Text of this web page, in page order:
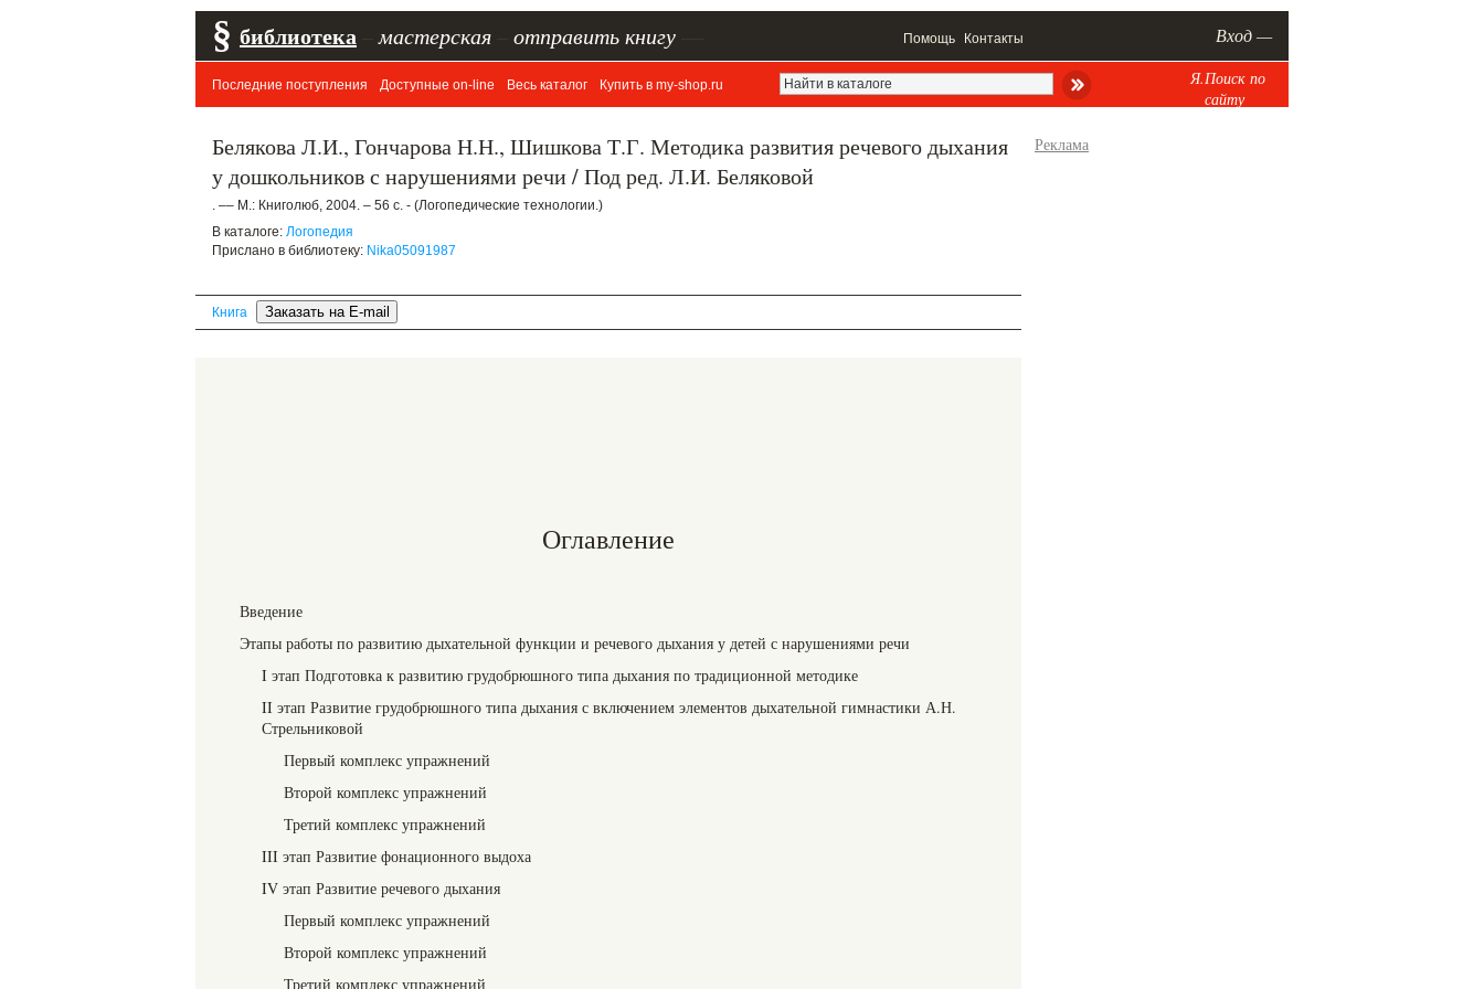
§ библиотека мастерская отправить книгу Помощь Контакты Вход —
Последние поступления Доступные on-line Весь каталог Купить в my-shop.ru
Я.Поиск по
сайту
Белякова Л.И., Гончарова Н.Н., Шишкова Т.Г. Методика развития речевого дыхания
у дошкольников с нарушениями речи / Под ред. Л.И. Беляковой
. –– М.: Книголюб, 2004. – 56 с. - (Логопедические технологии.)
В каталоге: Логопедия
Прислано в библиотеку: Nika05091987
Книга
Оглавление
Введение
Этапы работы по развитию дыхательной функции и речевого дыхания у детей с нарушениями речи
I этап Подготовка к развитию грудобрюшного типа дыхания по традиционной методике
II этап Развитие грудобрюшного типа дыхания с включением элементов дыхательной гимнастики А.Н.
Стрельниковой
Первый комплекс упражнений
Второй комплекс упражнений
Третий комплекс упражнений
III этап Развитие фонационного выдоха
IV этап Развитие речевого дыхания
Первый комплекс упражнений
Второй комплекс упражнений
Третий комплекс упражнений
Реклама